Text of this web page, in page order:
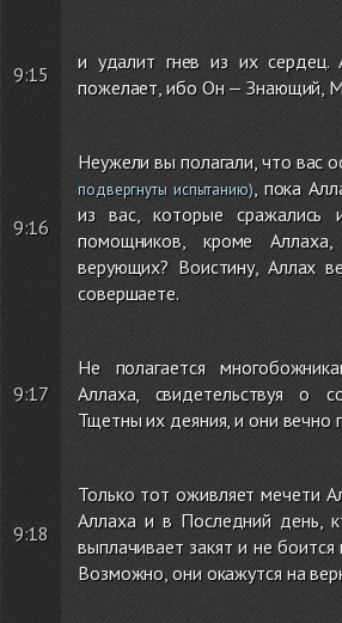
9:15
и удалит гнев из их сердец.
пожелает, ибо Он — Знающий,
9:16
Неужели вы полагали, что вас
подвергнуты испытанию), пока
из вас, которые сражались
помощников, кроме
верующих? Воистину, Аллах
совершаете.
9:17
Не полагается
Аллаха, свидетельствуя о
Тщетны их деяния, и они вечно
9:18
Только тот оживляет мечети
Аллаха и в Последний день,
выплачивает закят и не
Возможно, они окажутся на